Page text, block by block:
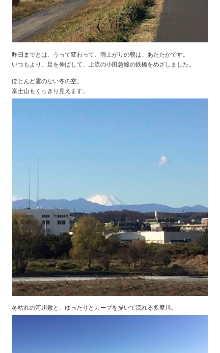
昨日までとは、うって変わって、雨上がりの朝は、あたたかです。
いつもより、足を伸ばして、上流の小田急線の鉄橋をめざしました。
ほとんど雲のない冬の空。
富士山もくっきり見えます。
冬枯れの河川敷と、ゆったりとカーブを描いて流れる多摩川。